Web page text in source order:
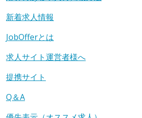
新着求人情報
JobOfferとは
求人サイト運営者様へ
提携サイト
Q＆A